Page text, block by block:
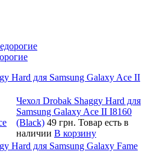
Hard для Samsung Galaxy Ace II
Чехол Drobak Shaggy Hard для
Samsung Galaxy Ace II I8160
(Black) 49 грн. Товар есть в
наличии В корзину
Hard для Samsung Galaxy Fame